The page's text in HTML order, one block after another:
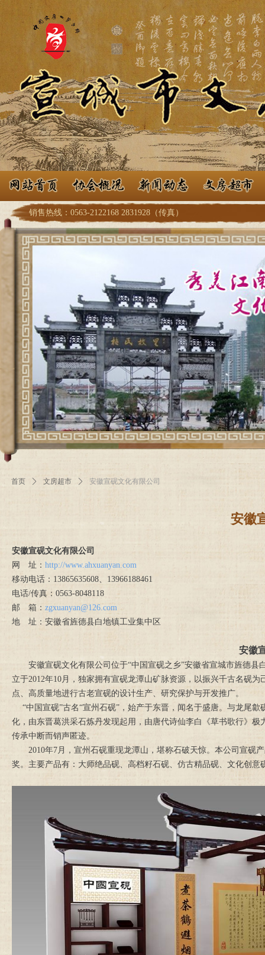
销售热线：0563-2122168 2831928（传真）
首页 ꄲ 文房超市 ꄲ 安徽宣砚文化有限公司
安徽
安徽宣砚文化有限公司
网 址： http://www.ahxuanyan.com
移动电话：13865635608、13966188461
电话/传真：0563-8048118
邮 箱： zgxuanyan@126.com
地 址：安徽省旌德县白地镇工业集中区
安徽
安徽宣砚文化有限公司位于“中国宣砚之乡”安徽省宣城市旌德县
立于2012年10月，独家拥有宣砚龙潭山矿脉资源，以振兴千古名砚
点、高质量地进行古老宣砚的设计生产、研究保护与开发推广。
“中国宣砚”古名“宣州石砚”，始产于东晋，闻名于盛唐。与龙尾
化，由东晋葛洪采石炼丹发现起用，由唐代诗仙李白《草书歌行》
传承中断而销声匿迹。
2010年7月，宣州石砚重现龙潭山，堪称石破天惊。本公司宣砚
奖。主要产品有：大师绝品砚、高档籽石砚、仿古精品砚、文化创